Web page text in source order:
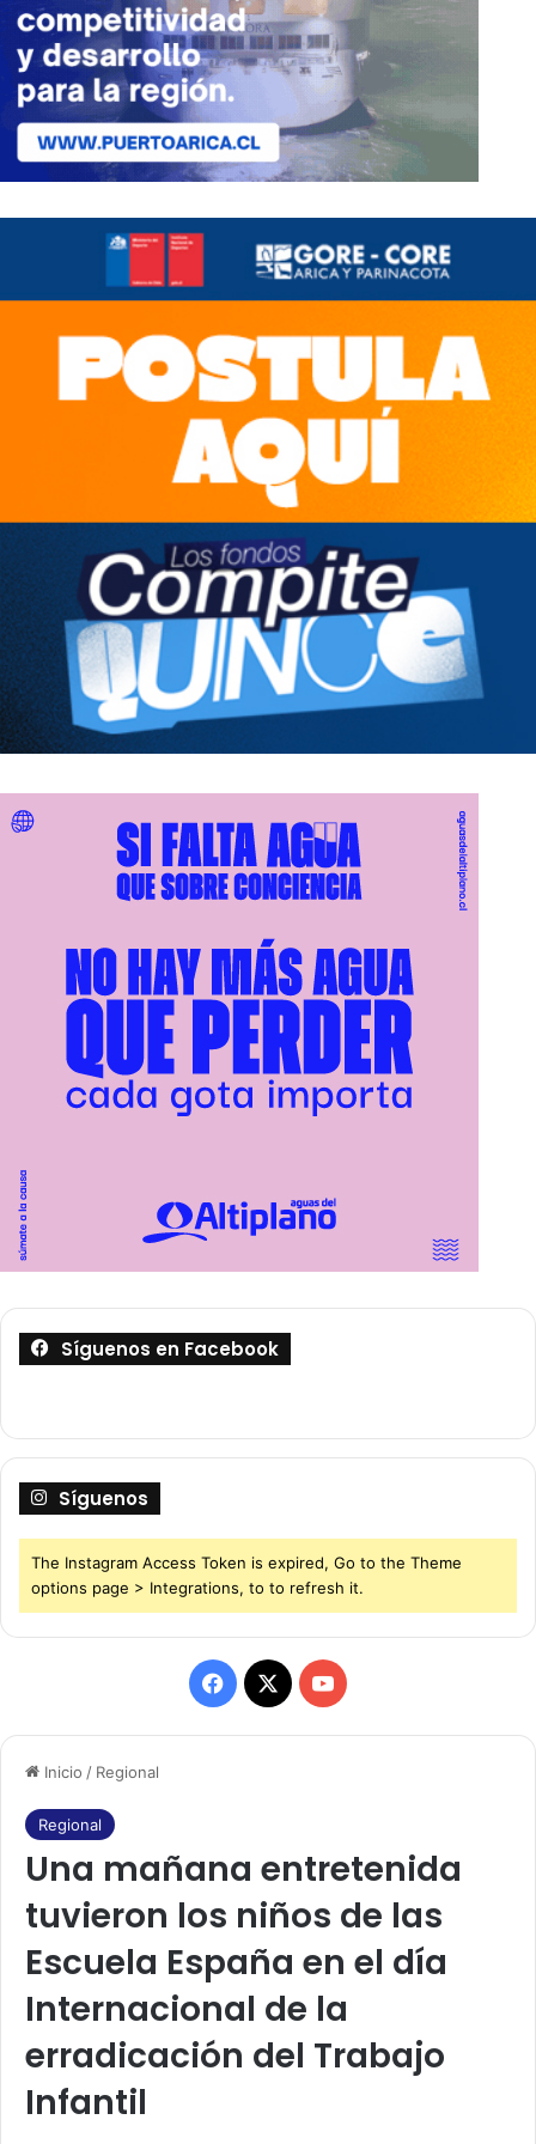
Inicio / Regional
Regional
Una mañana entretenida
tuvieron los niños de las
Escuela España en el día
Internacional de la
erradicación del Trabajo
Infantil
Síguenos en Facebook
Síguenos
The Instagram Access Token is expired, Go to the Theme
options page > Integrations, to to refresh it.
F
a
b
o
o
k
X
Y
o
u
b
e